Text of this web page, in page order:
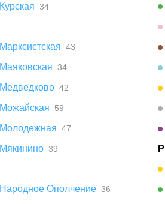
Курская 34
Марксистская 43
Маяковская 34
Медведково 42
Можайская 59
Молодежная 47
Мякинино 39
Народное Ополчение 36
Р